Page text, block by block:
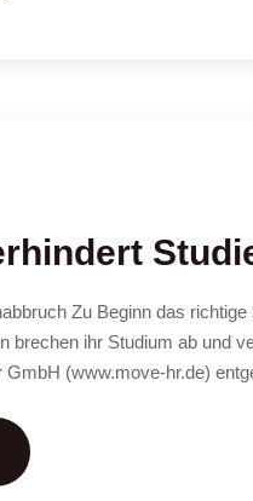
Zu Beginn das
brechen ihr Studium ab und
GmbH (www.move-hr.de)